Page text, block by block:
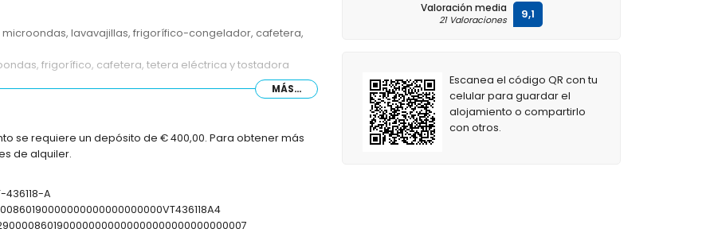
lavavajillas, frigorífico-congelador, cafetera,
frigorífico, cafetera, tetera eléctrica y tostadora
2 camas individuales
MÁS...
se requiere un depósito de € 400,00. Para obtener más
de alquiler.
A
Valoración media
21 Valoraciones 9,1
Escanea el código QR con tu
celular para guardar el
alojamiento o compartirlo
con otros.